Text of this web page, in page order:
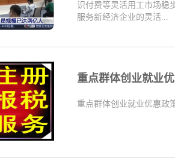
识付费等灵活用工市场稳
服务新经济企业的灵活...
重点群体创业就业优
重点群体创业就业优惠政